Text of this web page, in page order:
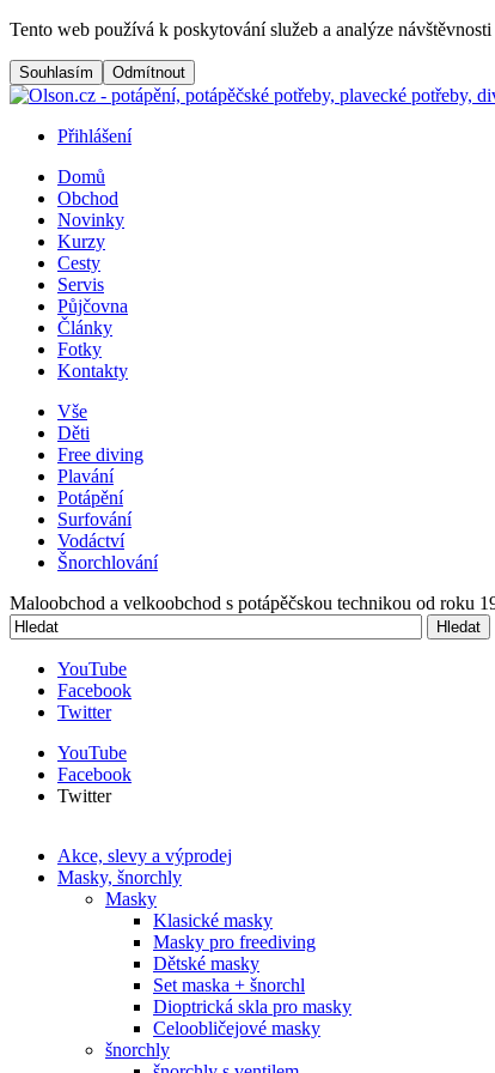
Přejít na hlavní obsah
Tento web používá k poskytování služeb a analýze
Přihlášení
Menu button
Frontend navigation
Domů
Obchod
Novinky
Kurzy
Cesty
Servis
Články
Fotky
Kontakty
Vše
Děti
Free diving
Plavání
Surfování
Vodáctví
Šnorchlování
Maloobchod a velkoobchod s potápěčskou technikou od roku
Hledat
YouTube
Facebook
Twitter
Facebook
Twitter
Akce, slevy a výprodej
Masky, šnorchly
Masky
Klasické masky
Masky pro freediving
Dětské masky
Set maska + šnorchl